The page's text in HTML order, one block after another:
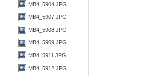
MB4_5904.JPG
MB4_5907.JPG
MB4_5908.JPG
MB4_5909.JPG
MB4_5911.JPG
MB4_5912.JPG